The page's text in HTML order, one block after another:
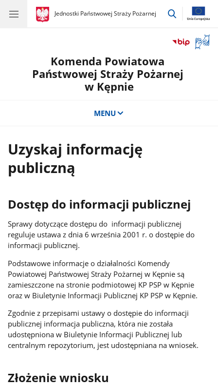
gov.pl
Jednostki Państwowej Straży Pożarnej
gov.pl
Jednostki
przejdź
okno
Komenda Powiatowa
Państwowej Straży Pożarnej
w Kępnie
MENU
Uzyskaj informację
publiczną
Dostęp do informacji publicznej
Sprawy dotyczące dostępu do informacji publicznej
reguluje ustawa z dnia 6 września 2001 r. o dostępie do
informacji publicznej.
Podstawowe informacje o działalności Komendy
Powiatowej Państwowej Straży Pożarnej w Kępnie są
zamieszczone na stronie podmiotowej KP PSP w Kępnie
oraz w Biuletynie Informacji Publicznej KP PSP w Kępnie.
Zgodnie z przepisami ustawy o dostępie do informacji
publicznej informacja publiczna, która nie została
udostępniona w Biuletynie Informacji Publicznej lub
centralnym repozytorium, jest udostępniana na wniosek.
Złożenie wniosku